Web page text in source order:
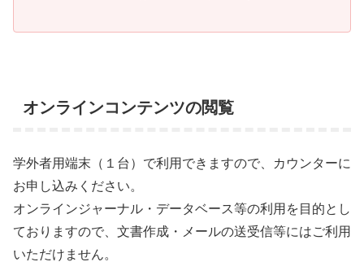
オンラインコンテンツの閲覧
学外者用端末（１台）で利用できますので、カウンターに
お申し込みください。
オンラインジャーナル・データベース等の利用を目的とし
ておりますので、文書作成・メールの送受信等にはご利用
いただけません。